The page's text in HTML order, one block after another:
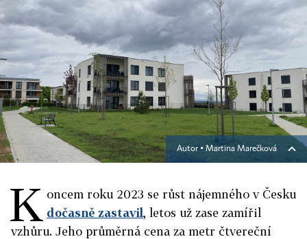
Autor ▪ Martina Marečková
K oncem roku 2023 se růst nájemného v Česku
dočasně zastavil, letos už zase zamířil
vzhůru. Jeho průměrná cena za metr čtvereční